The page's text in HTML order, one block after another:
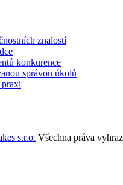
znalostí
konkurence
správou úkolů
praxi
s.r.o. Všechna práva